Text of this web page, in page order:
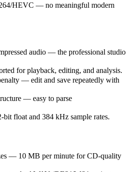
HEVC — no meaningful modern
audio — the professional studio
for playback, editing, and analysis.
— edit and save repeatedly with
— easy to parse
bit float and 384 kHz sample rates.
— 10 MB per minute for CD-quality